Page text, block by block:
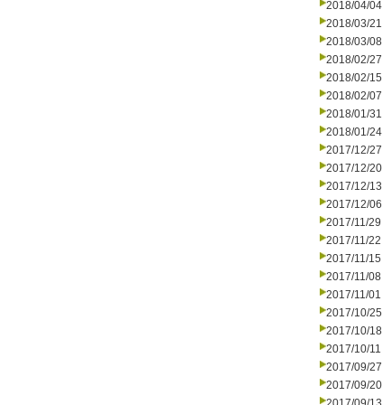
2018/04/04
2018/03/21
2018/03/08
2018/02/27
2018/02/15
2018/02/07
2018/01/31
2018/01/24
2017/12/27
2017/12/20
2017/12/13
2017/12/06
2017/11/29
2017/11/22
2017/11/15
2017/11/08
2017/11/01
2017/10/25
2017/10/18
2017/10/11
2017/09/27
2017/09/20